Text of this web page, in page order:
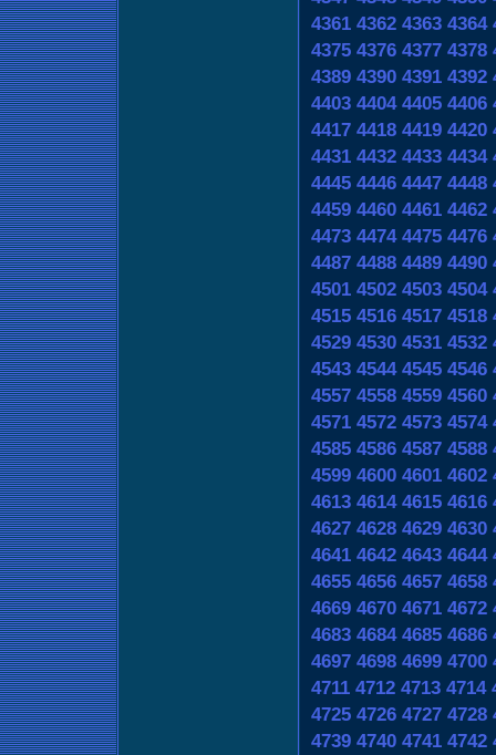
4361 4362 4363 4364
4375 4376 4377 4378
4389 4390 4391 4392
4403 4404 4405 4406
4417 4418 4419 4420
4431 4432 4433 4434
4445 4446 4447 4448
4459 4460 4461 4462
4473 4474 4475 4476
4487 4488 4489 4490
4501 4502 4503 4504
4515 4516 4517 4518
4529 4530 4531 4532
4543 4544 4545 4546
4557 4558 4559 4560
4571 4572 4573 4574
4585 4586 4587 4588
4599 4600 4601 4602
4613 4614 4615 4616
4627 4628 4629 4630
4641 4642 4643 4644
4655 4656 4657 4658
4669 4670 4671 4672
4683 4684 4685 4686
4697 4698 4699 4700
4711 4712 4713 4714
4725 4726 4727 4728
4739 4740 4741 4742